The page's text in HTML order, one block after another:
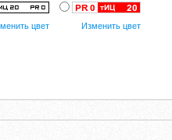
цвет Изменить цвет